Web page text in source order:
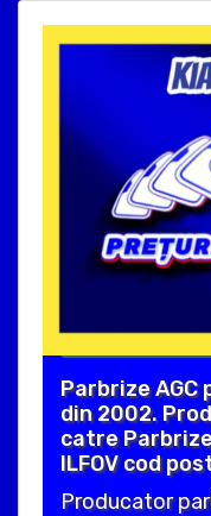
Parbrize AGC
din 2002.
catre Parbrize
ILFOV cod
Producator